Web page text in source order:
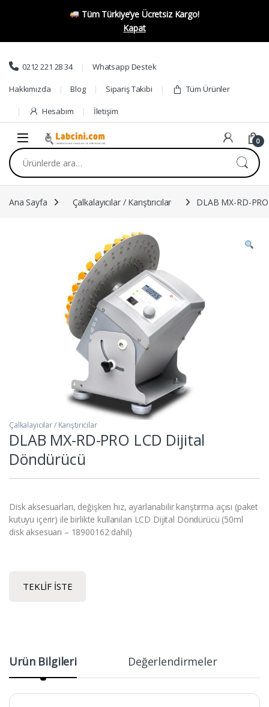
Tüm Türkiye’ye Ücretsiz Kargo!
Kapat
Skip to navigation
Skip to content
0212 221 28 34 Whatsapp Destek
Hakkımızda Blog Sipariş Takibi Tüm Ürünler
Hesabım İletişim
0
Ara:
Ana Sayfa Çalkalayıcılar / Karıştırıcılar DLAB MX-RD-
Çalkalayıcılar / Karıştırıcılar
DLAB MX-RD-PRO LCD Dijital
Döndürücü
Disk aksesuarları, değişken hız, ayarlanabilir karıştırma açısı (paket
kutuyu içerir) ile birlikte kullanılan LCD Dijital Döndürücü (50ml
disk aksesuarı – 18900162 dahil)
TEKLIF İSTE
Ürün Bilgileri Değerlendirmeler